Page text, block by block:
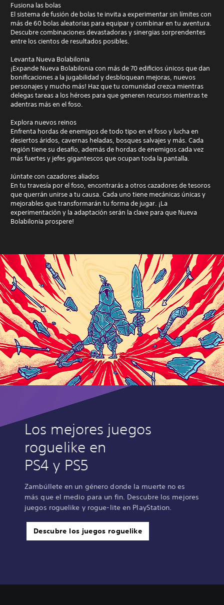
Fusiona las bolas
El sistema de fusión de bolas te invita a experimentar sin límites con
más de 60 bolas aleatorias para equipar y combinar en tu aventura.
Descubre combinaciones devastadoras y sinergias sorprendentes
entre los cientos de resultados posibles.
Levanta Nueva Bolabilonia
¡Expande Nueva Bolabilonia con más de 70 edificios únicos que dan
bonificaciones a la jugabilidad y desbloquean mejoras, nuevos
personajes y mucho más! Haz que tu comunidad crezca mientras
delegas tareas a los héroes para que generen recursos mientras te
adentras más en el foso.
Explora nuevos reinos
Enfrenta hordas de enemigos de todo tipo en el foso y lucha en
desiertos áridos, cavernas heladas, bosques salvajes y más. Cada
región tiene su desafío, además de hordas de enemigos cada vez
más fuertes y jefes gigantescos que ocupan toda la pantalla.
Júntate con cazadores aliados
En tu travesía por el foso, encontrarás a otros cazadores de tesoros
que querrán unirse a tu causa. Cada uno tiene mecánicas únicas y
mejorables que transformarán tu forma de jugar. ¡La
experimentación y la adaptación serán la clave para que Nueva
Bolabilonia prospere!
Los mejores juegos
roguelike en
PS4 y PS5
Zambúllete en un género donde la muerte no es
más que el medio para un fin. Descubre los mejores
juegos roguelike y rogue-lite en PlayStation.
Descubre los juegos roguelike